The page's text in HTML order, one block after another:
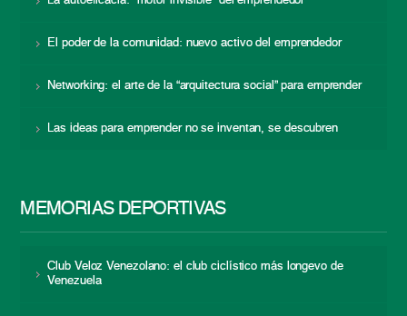
El poder de la comunidad: nuevo activo del emprendedor
Networking: el arte de la “arquitectura social” para emprender
Las ideas para emprender no se inventan, se descubren
MEMORIAS DEPORTIVAS
Club Veloz Venezolano: el club ciclístico más longevo de
Venezuela